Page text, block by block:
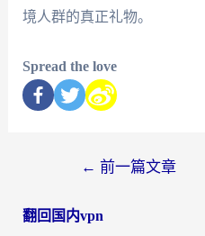
境人群的真正礼物。
Spread the love
← 前一篇文章
翻回国内vpn